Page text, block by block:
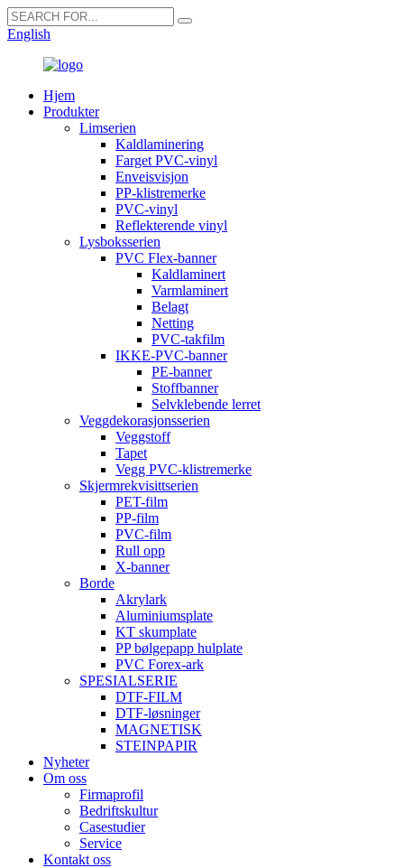
English
Hjem
Produkter
Limserien
Kaldlaminering
Farget PVC-vinyl
Enveisvisjon
PP-klistremerke
PVC-vinyl
Reflekterende vinyl
Lysboksserien
PVC Flex-banner
Kaldlaminert
Varmlaminert
Belagt
Netting
PVC-takfilm
IKKE-PVC-banner
PE-banner
Stoffbanner
Selvklebende lerret
Veggdekorasjonsserien
Veggstoff
Tapet
Vegg PVC-klistremerke
Skjermrekvisittserien
PET-film
PP-film
PVC-film
Rull opp
X-banner
Borde
Akrylark
Aluminiumsplate
KT skumplate
PP bølgepapp hulplate
PVC Forex-ark
SPESIALSERIE
DTF-FILM
DTF-løsninger
MAGNETISK
STEINPAPIR
Nyheter
Om oss
Firmaprofil
Bedriftskultur
Casestudier
Service
Kontakt oss